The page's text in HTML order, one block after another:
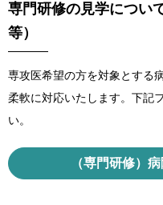
専門研修の見学につい
等）
専攻医希望の方を対象とする
柔軟に対応いたします。下記
い。
（専門研修）